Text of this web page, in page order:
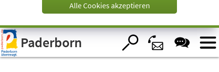
Visuelle
Assistenzsoftware
öffnen.
Alle Cookies akzeptieren
Paderborn